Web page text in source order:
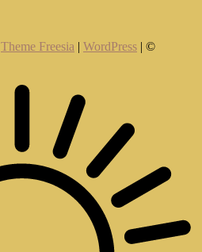
Theme Freesia | WordPress | ©